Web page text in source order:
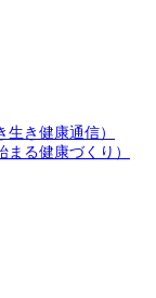
き健康通信）
る健康づくり）